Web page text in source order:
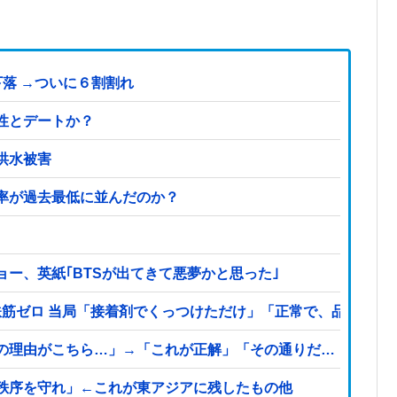
落 →ついに６割割れ
とデートか？
水被害
が過去最低に並んだのか？
、英紙｢BTSが出てきて悪夢かと思った｣
ゼロ 当局「接着剤でくっつけただけ」「正常で、品質問題
理由がこちら…」→「これが正解」「その通りだ…（ブルブ
序を守れ」←これが東アジアに残したもの他